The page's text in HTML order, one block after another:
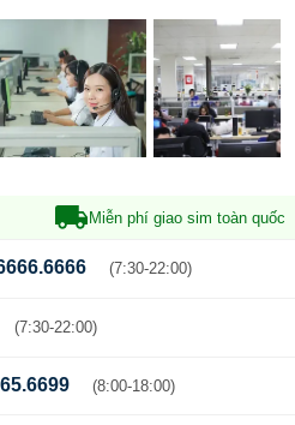
Miễn phí giao sim toàn quốc
(7:30-22:00)
(7:30-22:00)
(8:00-18:00)